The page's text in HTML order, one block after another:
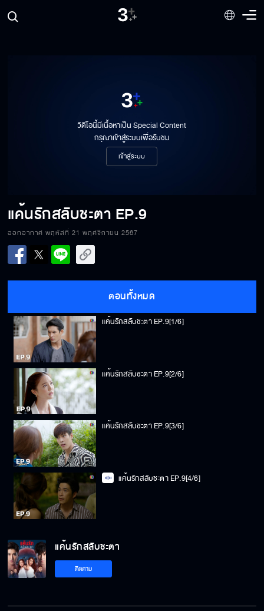
วิดีโอนี้มีเนื้อหาเป็น Special Content
กรุณาเข้าสู่ระบบเพื่อรับชม
เข้าสู่ระบบ
แค้นรักสลับชะตา EP.9
ออกอากาศ พฤหัสที่ 21 พฤศจิกายน 2567
ตอนทั้งหมด
แค้นรักสลับชะตา EP.9[1/6]
แค้นรักสลับชะตา EP.9[2/6]
แค้นรักสลับชะตา EP.9[3/6]
แค้นรักสลับชะตา EP.9[4/6]
แค้นรักสลับชะตา
ติดตาม